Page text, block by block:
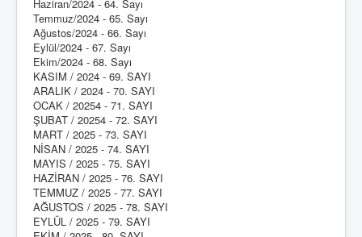
Haziran/2024 - 64. Sayı
Temmuz/2024 - 65. Sayı
Ağustos/2024 - 66. Sayı
Eylül/2024 - 67. Sayı
Ekim/2024 - 68. Sayı
KASIM / 2024 - 69. SAYI
ARALIK / 2024 - 70. SAYI
OCAK / 20254 - 71. SAYI
ŞUBAT / 20254 - 72. SAYI
MART / 2025 - 73. SAYI
NİSAN / 2025 - 74. SAYI
MAYIS / 2025 - 75. SAYI
HAZİRAN / 2025 - 76. SAYI
TEMMUZ / 2025 - 77. SAYI
AĞUSTOS / 2025 - 78. SAYI
EYLÜL / 2025 - 79. SAYI